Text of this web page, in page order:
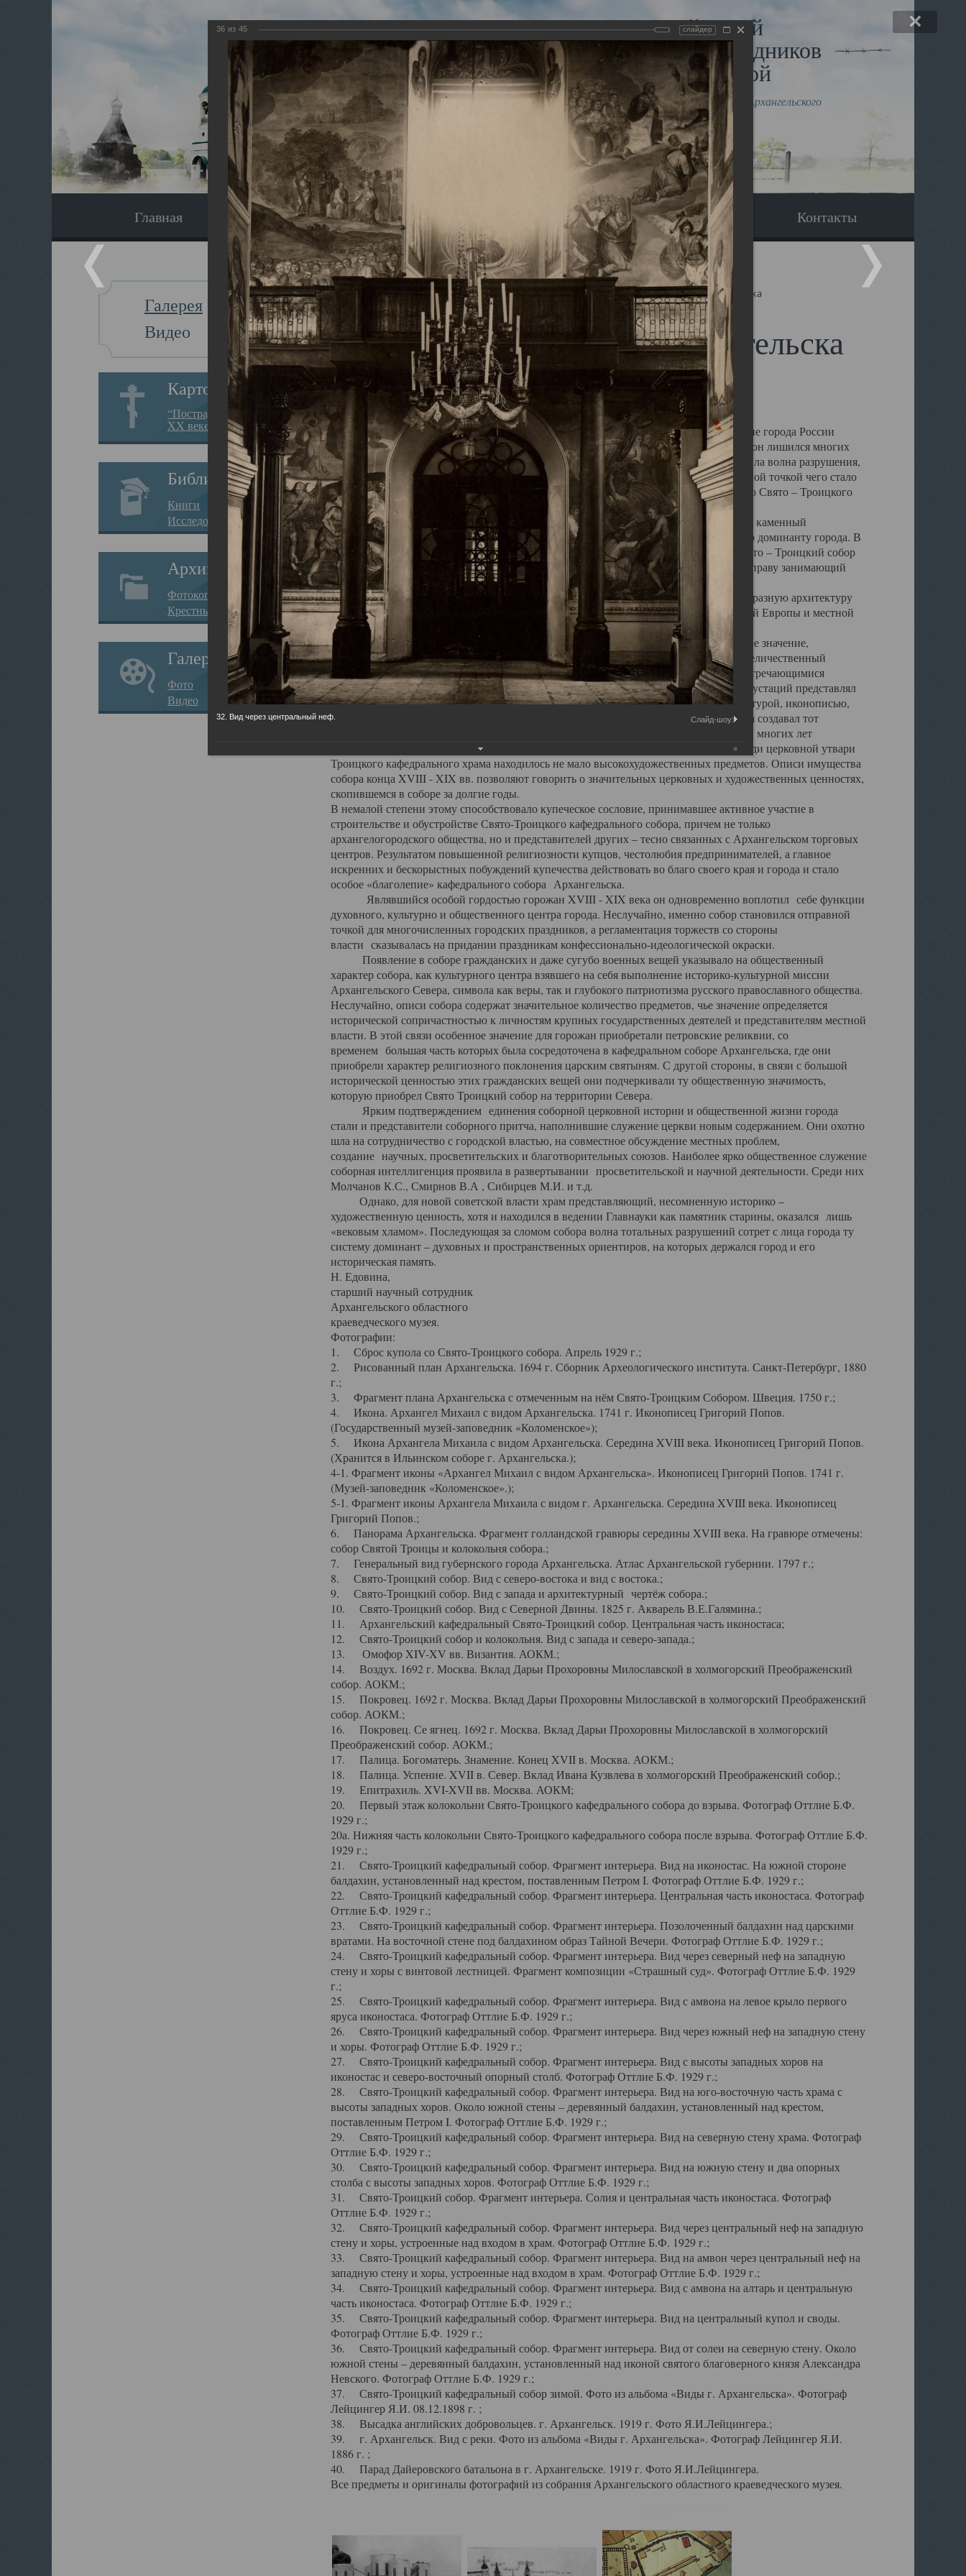
Виртуальный музей
Новомучеников и исповедников
Земли Архангельской
Сайт создан по благословлению митрополита Архангельского
и Холмогорского Даниила
Главная Экскурсия Наследники Галерея Вопрос-ответ Контакты
Галерея
Видео
Картотека
“Пострадавшие за веру в
XX веке на Севере”
Библиотека
Книги
Исследования
Архив
Фотокопии дел
Крестные ходы
Галерея
Фото
Видео
Главная Галерея Храмы-мученики Архангельска Свято-Троицкий собор Архангельска
Свято-Троицкий собор Архангельска
Свято-Троицкий собор Архангельска
23.12.2015
Сегодня мы можем говорить, что Архангельск в большей мере, чем другие губернские города России
пострадал от целенаправленных систематических разрушений, в результате которых он лишился многих
выдающихся памятников архитектуры. Больше всего по старому Архангельску ударила волна разрушения,
вызванная борьбой с религией, набравшая особую силу в конце 20 –х годов. Отправной точкой чего стало
разрушение православного центра архангельской губернии - ансамбля кафедрального Свято – Троицкого
собора Архангельска.
Возникнув в начале XVIII века в центре Архангельска, величественный каменный
двухэтажный Троицкий собор, сразу превратился в зрительную и градостроительную доминанту города. В
XVIII веке по масштабам ему не было равных на Севере. Вплоть до разрушения Свято – Троицкий собор
оставался самым высоким и значительным из городских строений Архангельска, по праву занимающий
второе место, после гостиных дворов, в градостроительной картине Архангельска.
Один из самых больших и светлых соборов России воплотил в себе яркую и своеобразную архитектуру
портового города с отраженными в ней архитектурными течениями России, Западной Европы и местной
архангелогородской школы церковного зодчества.
Масштабность, благолепие и богатство собора, вполне оправдывали его кафедральное значение,
заслуженно выделяя из многочисленных культовых построек города. Обширный и величественный
иконостас украшенный колоннами ионического стиля, с единственными нигде не встречающимися
царскими вратами, изящным фронтоном и множеством резных, символических инкрустаций представлял
собой поистине художественную ценность. В совокупности же с живописью, скульптурой, иконописью,
шитьем, многочисленными предметами церковной утвари интерьер Троицкого храма создавал тот
неповторимый красочный ансамбль декоративного убранства собора, на протяжении многих лет
поражающий воображение своих посетителей. В соборной ризнице, библиотеке, среди церковной утвари
Троицкого кафедрального храма находилось не мало высокохудожественных предметов. Описи имущества
собора конца XVIII - XIX вв. позволяют говорить о значительных церковных и художественных ценностях,
скопившемся в соборе за долгие годы.
В немалой степени этому способствовало купеческое сословие, принимавшее активное участие в
строительстве и обустройстве Свято-Троицкого кафедрального собора, причем не только
архангелогородского общества, но и представителей других – тесно связанных с Архангельском торговых
центров. Результатом повышенной религиозности купцов, честолюбия предпринимателей, а главное
искренних и бескорыстных побуждений купечества действовать во благо своего края и города и стало
особое «благолепие» кафедрального собора Архангельска.
Являвшийся особой гордостью горожан XVIII - XIX века он одновременно воплотил себе функции
духовного, культурно и общественного центра города. Неслучайно, именно собор становился отправной
точкой для многочисленных городских праздников, а регламентация торжеств со стороны
власти сказывалась на придании праздникам конфессионально-идеологической окраски.
Появление в соборе гражданских и даже сугубо военных вещей указывало на общественный
характер собора, как культурного центра взявшего на себя выполнение историко-культурной миссии
Архангельского Севера, символа как веры, так и глубокого патриотизма русского православного общества.
Неслучайно, описи собора содержат значительное количество предметов, чье значение определяется
исторической сопричастностью к личностям крупных государственных деятелей и представителям местной
власти. В этой связи особенное значение для горожан приобретали петровские реликвии, со
временем большая часть которых была сосредоточена в кафедральном соборе Архангельска, где они
приобрели характер религиозного поклонения царским святыням. С другой стороны, в связи с большой
исторической ценностью этих гражданских вещей они подчеркивали ту общественную значимость,
которую приобрел Свято Троицкий собор на территории Севера.
Ярким подтверждением единения соборной церковной истории и общественной жизни города
стали и представители соборного притча, наполнившие служение церкви новым содержанием. Они охотно
шла на сотрудничество с городской властью, на совместное обсуждение местных проблем,
создание научных, просветительских и благотворительных союзов. Наиболее ярко общественное служение
соборная интеллигенция проявила в развертывании просветительской и научной деятельности. Среди них
Молчанов К.С., Смирнов В.А , Сибирцев М.И. и т.д.
Однако, для новой советской власти храм представляющий, несомненную историко –
художественную ценность, хотя и находился в ведении Главнауки как памятник старины, оказался лишь
«вековым хламом». Последующая за сломом собора волна тотальных разрушений сотрет с лица города ту
систему доминант – духовных и пространственных ориентиров, на которых держался город и его
историческая память.
Н. Едовина,
старший научный сотрудник
Архангельского областного
краеведческого музея.
Фотографии:
1. Сброс купола со Свято-Троицкого собора. Апрель 1929 г.;
2. Рисованный план Архангельска. 1694 г. Сборник Археологического института. Санкт-Петербург, 1880
г.;
3. Фрагмент плана Архангельска с отмеченным на нём Свято-Троицким Собором. Швеция. 1750 г.;
4. Икона. Архангел Михаил с видом Архангельска. 1741 г. Иконописец Григорий Попов.
(Государственный музей-заповедник «Коломенское»);
5. Икона Архангела Михаила с видом Архангельска. Середина XVIII века. Иконописец Григорий Попов.
(Хранится в Ильинском соборе г. Архангельска.);
4-1. Фрагмент иконы «Архангел Михаил с видом Архангельска». Иконописец Григорий Попов. 1741 г.
(Музей-заповедник «Коломенское».);
5-1. Фрагмент иконы Архангела Михаила с видом г. Архангельска. Середина XVIII века. Иконописец
Григорий Попов.;
6. Панорама Архангельска. Фрагмент голландской гравюры середины XVIII века. На гравюре отмечены:
собор Святой Троицы и колокольня собора.;
7. Генеральный вид губернского города Архангельска. Атлас Архангельской губернии. 1797 г.;
8. Свято-Троицкий собор. Вид с северо-востока и вид с востока.;
9. Свято-Троицкий собор. Вид с запада и архитектурный чертёж собора.;
10. Свято-Троицкий собор. Вид с Северной Двины. 1825 г. Акварель В.Е.Галямина.;
11. Архангельский кафедральный Свято-Троицкий собор. Центральная часть иконостаса;
12. Свято-Троицкий собор и колокольня. Вид с запада и северо-запада.;
13. Омофор XIV-XV вв. Византия. АОКМ.;
14. Воздух. 1692 г. Москва. Вклад Дарьи Прохоровны Милославской в холмогорский Преображенский
собор. АОКМ.;
15. Покровец. 1692 г. Москва. Вклад Дарьи Прохоровны Милославской в холмогорский Преображенский
собор. АОКМ.;
16. Покровец. Се ягнец. 1692 г. Москва. Вклад Дарьи Прохоровны Милославской в холмогорский
Преображенский собор. АОКМ.;
17. Палица. Богоматерь. Знамение. Конец XVII в. Москва. АОКМ.;
18. Палица. Успение. XVII в. Север. Вклад Ивана Кузвлева в холмогорский Преображенский собор.;
19. Епитрахиль. XVI-XVII вв. Москва. АОКМ;
20. Первый этаж колокольни Свято-Троицкого кафедрального собора до взрыва. Фотограф Оттлие Б.Ф.
1929 г.;
20а. Нижняя часть колокольни Свято-Троицкого кафедрального собора после взрыва. Фотограф Оттлие Б.Ф.
1929 г.;
21. Свято-Троицкий кафедральный собор. Фрагмент интерьера. Вид на иконостас. На южной стороне
балдахин, установленный над крестом, поставленным Петром I. Фотограф Оттлие Б.Ф. 1929 г.;
22. Свято-Троицкий кафедральный собор. Фрагмент интерьера. Центральная часть иконостаса. Фотограф
Оттлие Б.Ф. 1929 г.;
23. Свято-Троицкий кафедральный собор. Фрагмент интерьера. Позолоченный балдахин над царскими
вратами. На восточной стене под балдахином образ Тайной Вечери. Фотограф Оттлие Б.Ф. 1929 г.;
24. Свято-Троицкий кафедральный собор. Фрагмент интерьера. Вид через северный неф на западную
стену и хоры с винтовой лестницей. Фрагмент композиции «Страшный суд». Фотограф Оттлие Б.Ф. 1929
г.;
25. Свято-Троицкий кафедральный собор. Фрагмент интерьера. Вид с амвона на левое крыло первого
яруса иконостаса. Фотограф Оттлие Б.Ф. 1929 г.;
26. Свято-Троицкий кафедральный собор. Фрагмент интерьера. Вид через южный неф на западную стену
и хоры. Фотограф Оттлие Б.Ф. 1929 г.;
27. Свято-Троицкий кафедральный собор. Фрагмент интерьера. Вид с высоты западных хоров на
иконостас и северо-восточный опорный столб. Фотограф Оттлие Б.Ф. 1929 г.;
28. Свято-Троицкий кафедральный собор. Фрагмент интерьера. Вид на юго-восточную часть храма с
высоты западных хоров. Около южной стены – деревянный балдахин, установленный над крестом,
поставленным Петром I. Фотограф Оттлие Б.Ф. 1929 г.;
29. Свято-Троицкий кафедральный собор. Фрагмент интерьера. Вид на северную стену храма. Фотограф
Оттлие Б.Ф. 1929 г.;
30. Свято-Троицкий кафедральный собор. Фрагмент интерьера. Вид на южную стену и два опорных
столба с высоты западных хоров. Фотограф Оттлие Б.Ф. 1929 г.;
31. Свято-Троицкий собор. Фрагмент интерьера. Солия и центральная часть иконостаса. Фотограф
Оттлие Б.Ф. 1929 г.;
32. Свято-Троицкий кафедральный собор. Фрагмент интерьера. Вид через центральный неф на западную
стену и хоры, устроенные над входом в храм. Фотограф Оттлие Б.Ф. 1929 г.;
33. Свято-Троицкий кафедральный собор. Фрагмент интерьера. Вид на амвон через центральный неф на
западную стену и хоры, устроенные над входом в храм. Фотограф Оттлие Б.Ф. 1929 г.;
34. Свято-Троицкий кафедральный собор. Фрагмент интерьера. Вид с амвона на алтарь и центральную
часть иконостаса. Фотограф Оттлие Б.Ф. 1929 г.;
35. Свято-Троицкий кафедральный собор. Фрагмент интерьера. Вид на центральный купол и своды.
Фотограф Оттлие Б.Ф. 1929 г.;
36. Свято-Троицкий кафедральный собор. Фрагмент интерьера. Вид от солеи на северную стену. Около
южной стены – деревянный балдахин, установленный над иконой святого благоверного князя Александра
Невского. Фотограф Оттлие Б.Ф. 1929 г.;
37. Свято-Троицкий кафедральный собор зимой. Фото из альбома «Виды г. Архангельска». Фотограф
Лейцингер Я.И. 08.12.1898 г. ;
38. Высадка английских добровольцев. г. Архангельск. 1919 г. Фото Я.И.Лейцингера.;
39. г. Архангельск. Вид с реки. Фото из альбома «Виды г. Архангельска». Фотограф Лейцингер Я.И.
1886 г. ;
40. Парад Дайеровского батальона в г. Архангельске. 1919 г. Фото Я.И.Лейцингера.
Все предметы и оригиналы фотографий из собрания Архангельского областного краеведческого музея.
36 из 45 слайдер
32. Вид через центральный неф. Слайд-шоу: